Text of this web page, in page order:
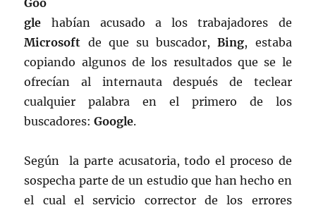
gle habían acusado a los trabajadores de
Microsoft de que su buscador,Bing, estaba
copiando algunos de los resultados que se le
ofrecían al internauta después de teclear
cualquier palabra en el primero de los
buscadores:Google.
Según la parte acusatoria, todo el proceso de
sospecha parte de un estudio que han hecho en
el cual el servicio corrector de los errores